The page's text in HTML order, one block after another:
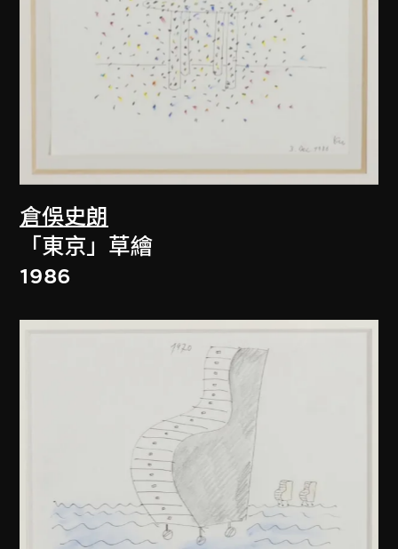
倉俁史朗
「東京」草繪
1986